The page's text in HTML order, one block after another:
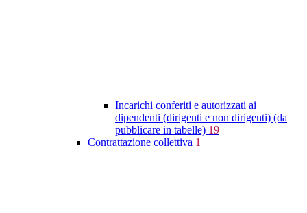
Incarichi conferiti e autorizzati ai
dipendenti (dirigenti e non dirigenti) (da
pubblicare in tabelle) 19
Contrattazione collettiva 1